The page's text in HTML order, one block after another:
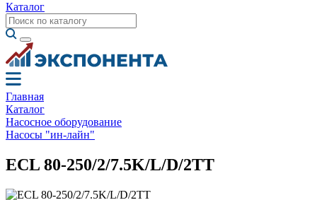
Каталог
Главная
Каталог
Насосное оборудование
Насосы "ин-лайн"
ECL 80-250/2/7.5K/L/D/2TT